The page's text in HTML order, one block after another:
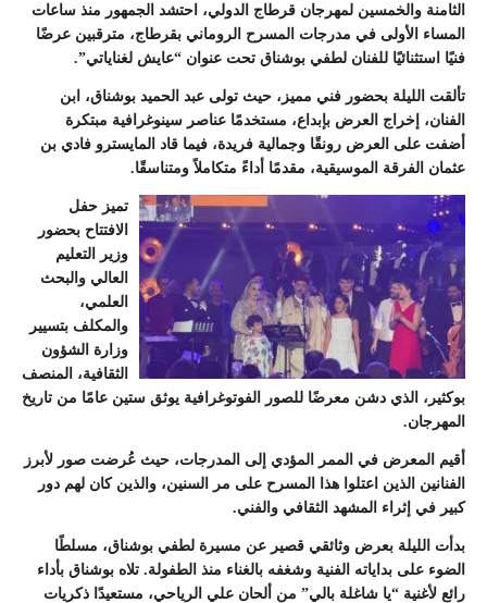
الثامنة والخمسين لمهرجان قرطاج الدولي، احتشد الجمهور منذ ساعات
المساء الأولى في مدرجات المسرح الروماني بقرطاج، مترقبين عرضًا
فنيًا استثنائيًا للفنان لطفي بوشناق تحت عنوان “عايش لغناياتي”.
تألقت الليلة بحضور فني مميز، حيث تولى عبد الحميد بوشناق، ابن
الفنان، إخراج العرض بإبداع، مستخدمًا عناصر سينوغرافية مبتكرة
أضفت على العرض رونقًا وجمالية فريدة، فيما قاد المايسترو فادي بن
عثمان الفرقة الموسيقية، مقدمًا أداءً متكاملاً ومتناسقًا.
تميز حفل
الافتتاح بحضور
وزير التعليم
العالي والبحث
العلمي،
والمكلف بتسيير
وزارة الشؤون
الثقافية، المنصف
بوكثير، الذي دشن معرضًا للصور الفوتوغرافية يوثق ستين عامًا من تاريخ
المهرجان.
أقيم المعرض في الممر المؤدي إلى المدرجات، حيث عُرضت صور لأبرز
الفنانين الذين اعتلوا هذا المسرح على مر السنين، والذين كان لهم دور
كبير في إثراء المشهد الثقافي والفني.
بدأت الليلة بعرض وثائقي قصير عن مسيرة لطفي بوشناق، مسلطًا
الضوء على بداياته الفنية وشغفه بالغناء منذ الطفولة. تلاه بوشناق بأداء
رائع لأغنية “يا شاغلة بالي” من ألحان علي الرياحي، مستعيدًا ذكريات